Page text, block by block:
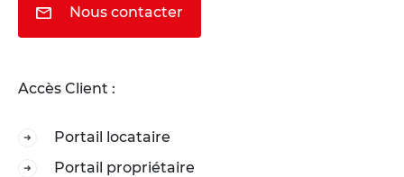
Nous contacter
Accès Client :
Portail locataire
Portail propriétaire